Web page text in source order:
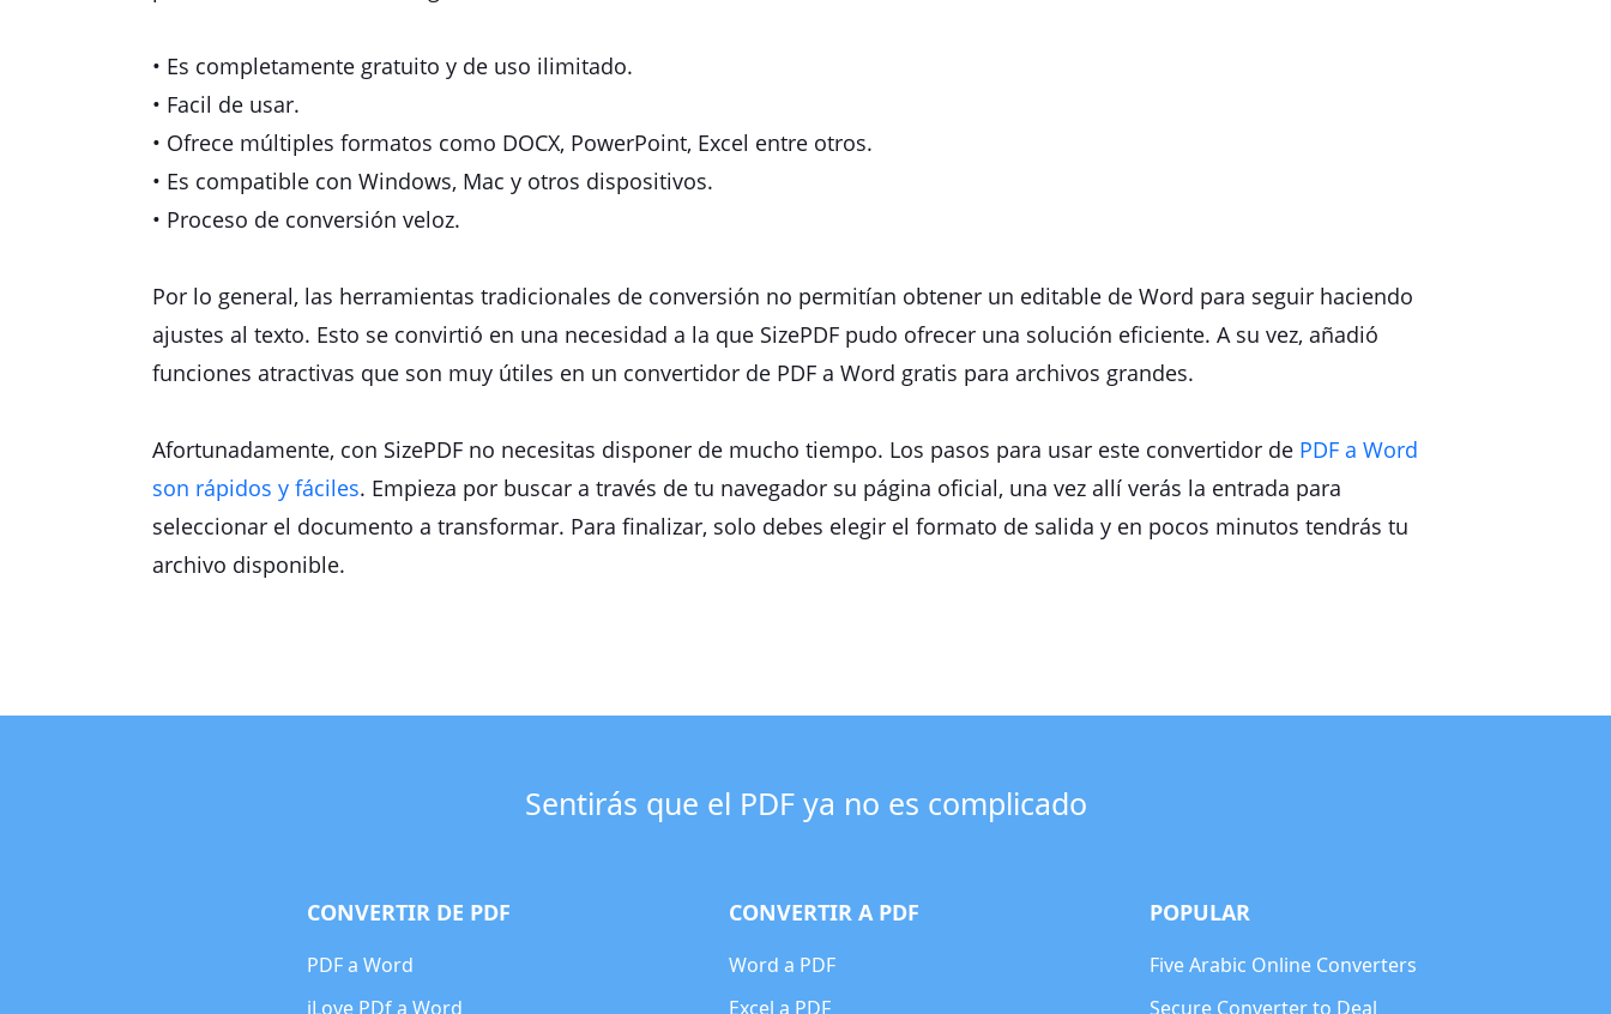
• Es completamente gratuito y de uso ilimitado.
• Facil de usar.
• Ofrece múltiples formatos como DOCX, PowerPoint, Excel entre otros.
• Es compatible con Windows, Mac y otros dispositivos.
• Proceso de conversión veloz.
Por lo general, las herramientas tradicionales de conversión no permitían obtener un editable de Word para seguir haciendo
ajustes al texto. Esto se convirtió en una necesidad a la que SizePDF pudo ofrecer una solución eficiente. A su vez, añadió
funciones atractivas que son muy útiles en un convertidor de PDF a Word gratis para archivos grandes.
Afortunadamente, con SizePDF no necesitas disponer de mucho tiempo. Los pasos para usar este convertidor de PDF a Word
son rápidos y fáciles. Empieza por buscar a través de tu navegador su página oficial, una vez allí verás la entrada para
seleccionar el documento a transformar. Para finalizar, solo debes elegir el formato de salida y en pocos minutos tendrás tu
archivo disponible.
Sentirás que el PDF ya no es complicado
CONVERTIR DE PDF
PDF a Word
iLove PDf a Word
CONVERTIR A PDF
Word a PDF
Excel a PDF
POPULAR
Five Arabic Online Converters
Secure Converter to Deal